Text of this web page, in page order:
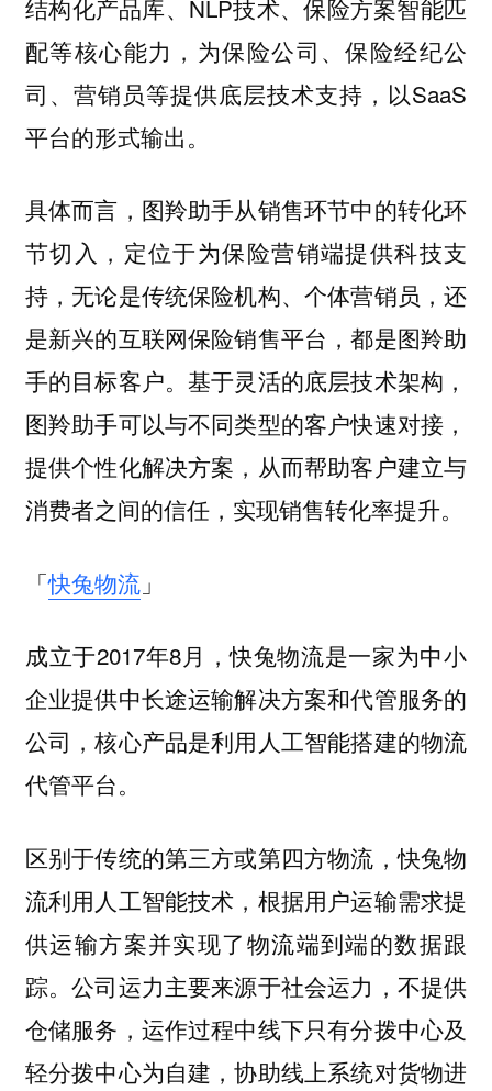
结构化产品库、NLP技术、保险方案智能匹
配等核心能力，为保险公司、保险经纪公
司、营销员等提供底层技术支持，以SaaS
平台的形式输出。
具体而言，图羚助手从销售环节中的转化环
节切入，定位于为保险营销端提供科技支
持，无论是传统保险机构、个体营销员，还
是新兴的互联网保险销售平台，都是图羚助
手的目标客户。基于灵活的底层技术架构，
图羚助手可以与不同类型的客户快速对接，
提供个性化解决方案，从而帮助客户建立与
消费者之间的信任，实现销售转化率提升。
「快兔物流」
成立于2017年8月，快兔物流是一家为中小
企业提供中长途运输解决方案和代管服务的
公司，核心产品是利用人工智能搭建的物流
代管平台。
区别于传统的第三方或第四方物流，快兔物
流利用人工智能技术，根据用户运输需求提
供运输方案并实现了物流端到端的数据跟
踪。公司运力主要来源于社会运力，不提供
仓储服务，运作过程中线下只有分拨中心及
轻分拨中心为自建，协助线上系统对货物进